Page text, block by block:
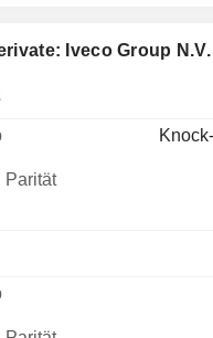
Iveco Group N.V.
Produkttyp